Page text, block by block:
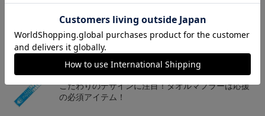
トピックス
横浜FC
こだわりのデザインに注目！タオルマフラーは応援
の必須アイテム！